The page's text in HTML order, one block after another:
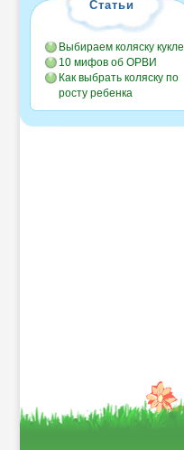
Статьи
Выбираем коляску кукле
10 мифов об ОРВИ
Как выбрать коляску по
росту ребенка